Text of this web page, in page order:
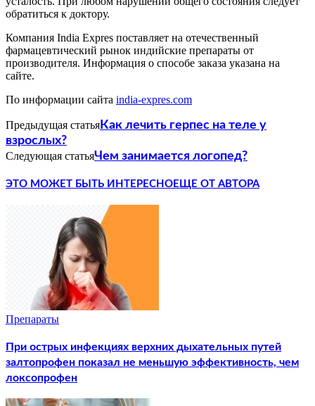
обратиться к доктору.
Компания India Expres поставляет на отечественный
фармацевтический рынок индийские препараты от
производителя. Информация о способе заказа указана на
сайте.
По информации сайта india-expres.com
Предыдущая статьяКак лечить герпес на теле у
взрослых?
Следующая статьяЧем занимается логопед?
ЭТО МОЖЕТ БЫТЬ ИНТЕРЕСНО ЕЩЕ ОТ АВТОРА
Препараты
При острых инфекциях верхних дыхательных путей
залтопрофен показал не меньшую эффективность, чем
локсопрофен